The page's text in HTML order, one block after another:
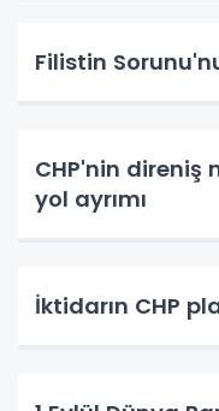
Filistin
CHP'nin direniş
yol ayrımı
İktidarın CHP